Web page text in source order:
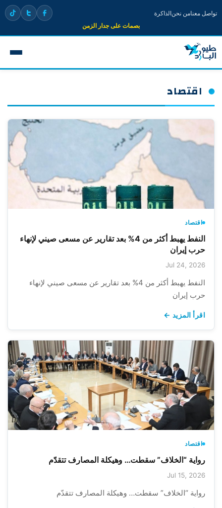
تواصل معنامن نحنالذاكرة
بصمات على جدار الزمن
اقتصاد
اقتصاد
النفط يهبط أكثر من 4% بعد تقارير عن مسعى صيني لإنهاء
حرب إيران
Jul 24, 2026
النفط يهبط أكثر من 4% بعد تقارير عن مسعى صيني لإنهاء
حرب إيران
اقرأ المزيد ←
اقتصاد
رواية “الخلاف” سقطت… وهيكلة المصارف تتقدّم
Jul 15, 2026
رواية “الخلاف” سقطت… وهيكلة المصارف تتقدّم